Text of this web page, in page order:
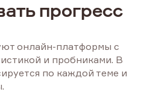
прогресс
онлайн-платформы с
и пробниками. В
по каждой теме и